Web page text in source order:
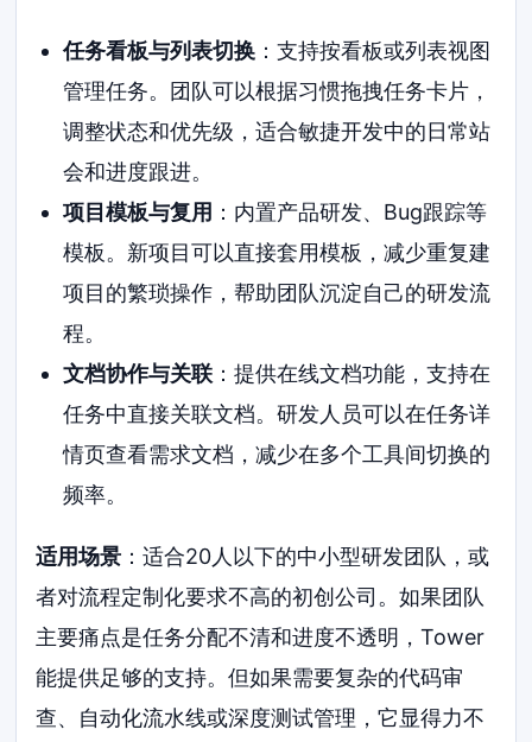
任务看板与列表切换：支持按看板或列表视图
管理任务。团队可以根据习惯拖拽任务卡片，
调整状态和优先级，适合敏捷开发中的日常站
会和进度跟进。
项目模板与复用 ：内置产品研发、Bug跟踪等
模板。新项目可以直接套用模板，减少重复建
项目的繁琐操作，帮助团队沉淀自己的研发流
程。
文档协作与关联：提供在线文档功能，支持在
任务中直接关联文档。研发人员可以在任务详
情页查看需求文档，减少在多个工具间切换的
频率。
适用场景 ：适合20人以下的中小型研发团队，或
者对流程定制化要求不高的初创公司。如果团队
主要痛点是任务分配不清和进度不透明，Tower
能提供足够的支持。但如果需要复杂的代码审
查、自动化流水线或深度测试管理，它显得力不